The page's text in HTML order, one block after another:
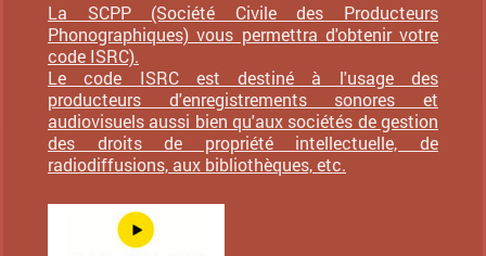
La SCPP (Société Civile des Producteurs
Phonographiques) vous permettra d'obtenir votre
code ISRC).
Le code ISRC est destiné à l'usage des
producteurs d'enregistrements sonores et
audiovisuels aussi bien qu'aux sociétés de gestion
des droits de propriété intellectuelle, de
radiodiffusions, aux bibliothèques, etc.